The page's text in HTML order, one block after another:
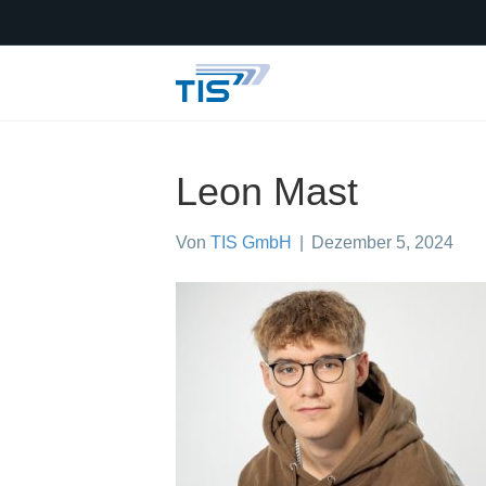
Leon Mast
Von TIS GmbH Dezember 5, 2024